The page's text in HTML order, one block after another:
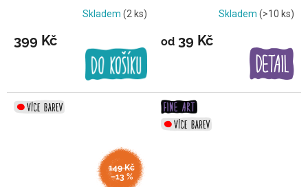
Skladem (2 ks)
399 Kč
Skladem (>10 ks)
od 39 Kč
149 Kč
–13 %